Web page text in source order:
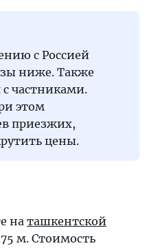
с Россией
ниже. Также
частниками.
этом
приезжих,
цены.
на ташкентской
м. Стоимость